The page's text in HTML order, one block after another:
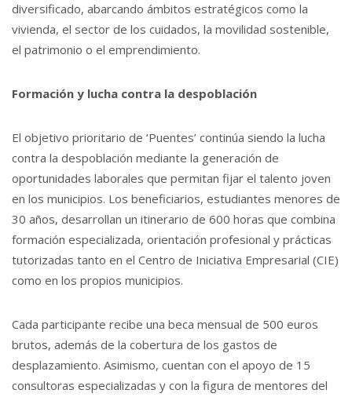
diversificado, abarcando ámbitos estratégicos como la
vivienda, el sector de los cuidados, la movilidad sostenible,
el patrimonio o el emprendimiento.
Formación y lucha contra la despoblación
El objetivo prioritario de ‘Puentes’ continúa siendo la lucha
contra la despoblación mediante la generación de
oportunidades laborales que permitan fijar el talento joven
en los municipios. Los beneficiarios, estudiantes menores de
30 años, desarrollan un itinerario de 600 horas que combina
formación especializada, orientación profesional y prácticas
tutorizadas tanto en el Centro de Iniciativa Empresarial (CIE)
como en los propios municipios.
Cada participante recibe una beca mensual de 500 euros
brutos, además de la cobertura de los gastos de
desplazamiento. Asimismo, cuentan con el apoyo de 15
consultoras especializadas y con la figura de mentores del